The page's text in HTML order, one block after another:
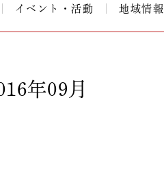
イベント・活動 地域情報
年09月